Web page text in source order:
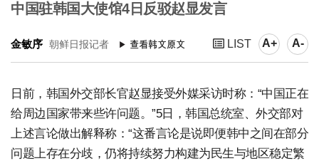
中国驻韩国大使馆4日反驳赵显发言
金敏序 朝鲜日报记者 LIST A+ A-
日前，韩国外交部长官赵显接受外媒采访时称：“中国正在
给周边国家带来些许问题。”5日，韩国总统室、外交部对
上述言论做出解释称：“这番言论是说即便韩中之间在部分
问题上存在分歧，仍将持续努力构建为民生与地区稳定繁